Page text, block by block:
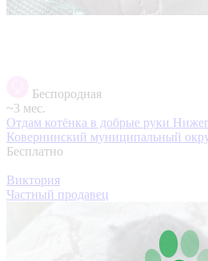
Беспородная
~3 мес.
Отдам котёнка в добрые руки
Ковернинский муниципальный
Бесплатно
Виктория
Частный продавец